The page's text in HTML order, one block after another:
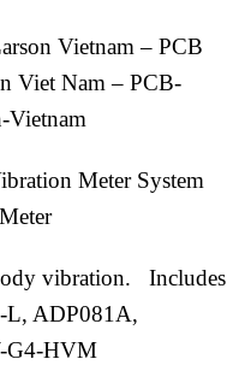
Vietnam – PCB
Viet Nam – PCB-
Vietnam
Meter System
vibration. Includes
L, ADP081A,
G4-HVM